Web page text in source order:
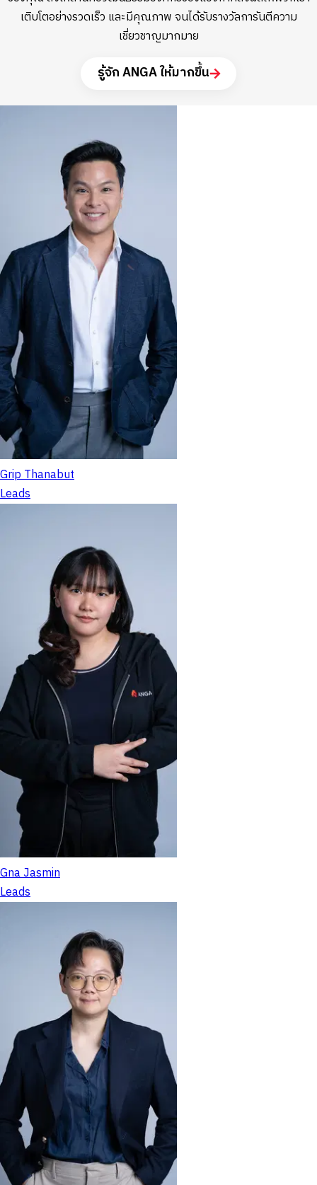
เติบโตอย่างรวดเร็ว และมีคุณภาพ จนได้รับรางวัลการันตีความ
เชี่ยวชาญมากมาย
รู้จัก ANGA ให้มากขึ้น
Grip Thanabut
Leads
Gna Jasmin
Leads